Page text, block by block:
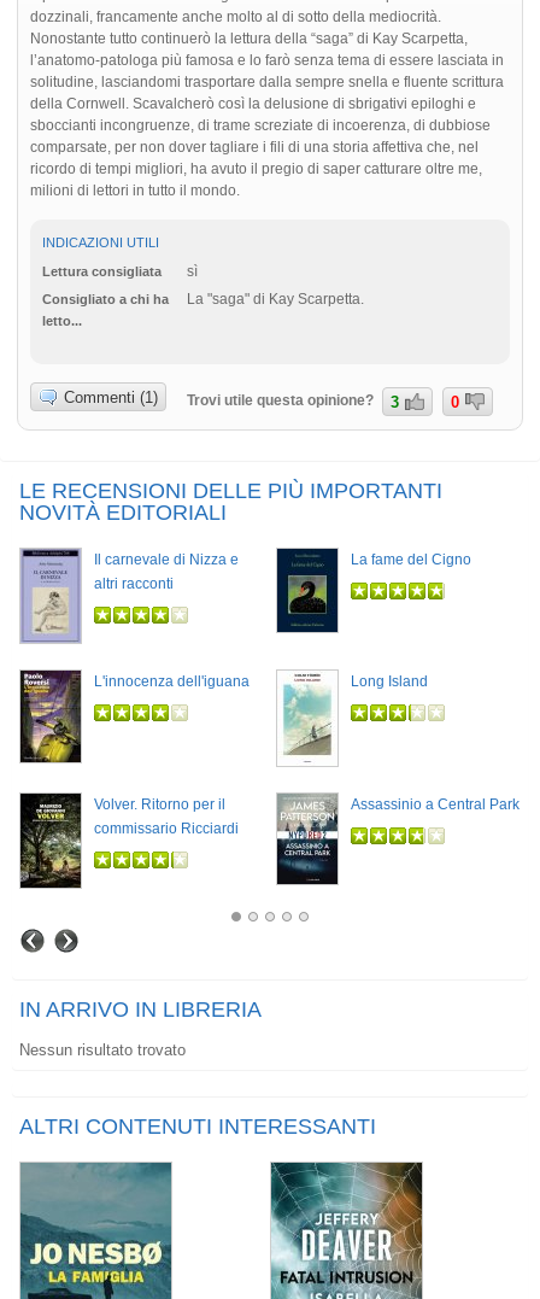
dozzinali, francamente anche molto al di sotto della mediocrità.
Nonostante tutto continuerò la lettura della “saga” di Kay Scarpetta,
l’anatomo-patologa più famosa e lo farò senza tema di essere lasciata in
solitudine, lasciandomi trasportare dalla sempre snella e fluente scrittura
della Cornwell. Scavalcherò così la delusione di sbrigativi epiloghi e
sboccianti incongruenze, di trame screziate di incoerenza, di dubbiose
comparsate, per non dover tagliare i fili di una storia affettiva che, nel
ricordo di tempi migliori, ha avuto il pregio di saper catturare oltre me,
milioni di lettori in tutto il mondo.
INDICAZIONI UTILI
Lettura consigliata
sì
Consigliato a chi ha
letto...
La "saga" di Kay Scarpetta.
Commenti (1) Trovi utile questa opinione? 3 0
LE RECENSIONI DELLE PIÙ IMPORTANTI
NOVITÀ EDITORIALI
Il carnevale di Nizza e
altri racconti
La fame del Cigno
L'innocenza dell'iguana Long Island
Volver. Ritorno per il
commissario Ricciardi
Assassinio a Central Park
IN ARRIVO IN LIBRERIA
Nessun risultato trovato
ALTRI CONTENUTI INTERESSANTI